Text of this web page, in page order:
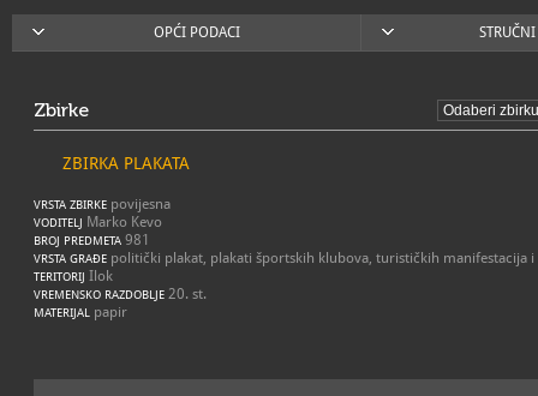
OPĆI PODACI
Zbirke
ZBIRKA PLAKATA
VRSTA ZBIRKE povijesna
VODITELJ Marko Kevo
BROJ PREDMETA 981
VRSTA GRAĐE politički plakat, plakati športskih klubova, turističkih manifestacija i
TERITORIJ Ilok
VREMENSKO RAZDOBLJE 20. st.
MATERIJAL papir